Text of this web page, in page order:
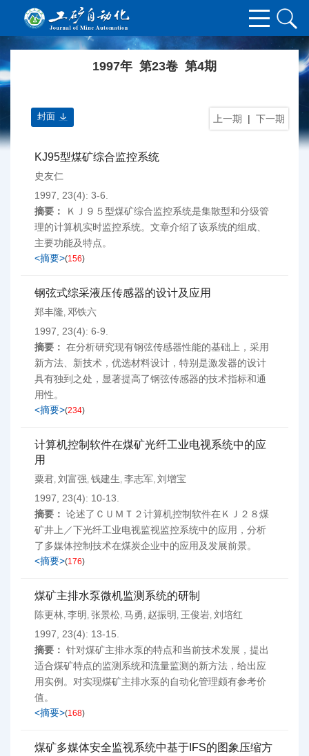
1997年 第23卷 第4期
上一期 | 下一期
封面
KJ95型煤矿综合监控系统
史友仁
1997, 23(4): 3-6.
摘要：
ＫＪ９５型煤矿综合监控系统是集散型和分级管
理的计算机实时监控系统。文章介绍了该系统的组成、
主要功能及特点。
<摘要>(156)
钢弦式综采液压传感器的设计及应用
郑丰隆, 邓铁六
1997, 23(4): 6-9.
摘要： 在分析研究现有钢弦传感器性能的基础上，采用
新方法、新技术，优选材料设计，特别是激发器的设计
具有独到之处，显著提高了钢弦传感器的技术指标和通
用性。
<摘要>(234)
计算机控制软件在煤矿光纤工业电视系统中的应
用
粟君, 刘富强, 钱建生, 李志军, 刘增宝
1997, 23(4): 10-13.
摘要： 论述了ＣＵＭＴ２计算机控制软件在ＫＪ２８煤
矿井上／下光纤工业电视监视监控系统中的应用，分析
了多媒体控制技术在煤炭企业中的应用及发展前景。
<摘要>(176)
煤矿主排水泵微机监测系统的研制
陈更林, 李明 , 张景松, 马勇 , 赵振明 , 王俊岩, 刘培红
1997, 23(4): 13-15.
摘要： 针对煤矿主排水泵的特点和当前技术发展，提出
适合煤矿特点的监测系统和流量监测的新方法，给出应
用实例。对实现煤矿主排水泵的自动化管理颇有参考价
值。
<摘要>(168)
煤矿多媒体安全监视系统中基于IFS的图象压缩方